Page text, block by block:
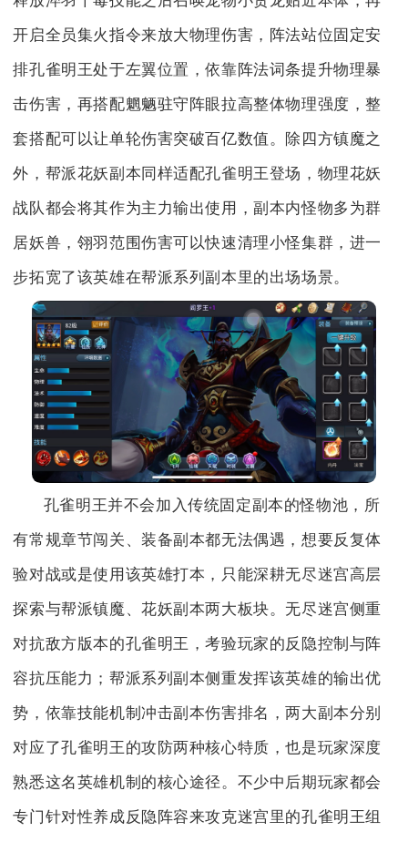
开启全员集火指令来放大物理伤害，阵法站位固定安
排孔雀明王处于左翼位置，依靠阵法词条提升物理暴
击伤害，再搭配魍魉驻守阵眼拉高整体物理强度，整
套搭配可以让单轮伤害突破百亿数值。除四方镇魔之
外，帮派花妖副本同样适配孔雀明王登场，物理花妖
战队都会将其作为主力输出使用，副本内怪物多为群
居妖兽，翎羽范围伤害可以快速清理小怪集群，进一
步拓宽了该英雄在帮派系列副本里的出场场景。
孔雀明王并不会加入传统固定副本的怪物池，所
有常规章节闯关、装备副本都无法偶遇，想要反复体
验对战或是使用该英雄打本，只能深耕无尽迷宫高层
探索与帮派镇魔、花妖副本两大板块。无尽迷宫侧重
对抗敌方版本的孔雀明王，考验玩家的反隐控制与阵
容抗压能力；帮派系列副本侧重发挥该英雄的输出优
势，依靠技能机制冲击副本伤害排名，两大副本分别
对应了孔雀明王的攻防两种核心特质，也是玩家深度
熟悉这名英雄机制的核心途径。不少中后期玩家都会
专门针对性养成反隐阵容来攻克迷宫里的孔雀明王组